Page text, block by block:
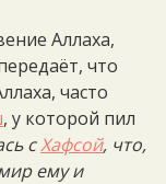
Аллаха,
что
часто
, у которой пил
сХафсой, что,
ему и